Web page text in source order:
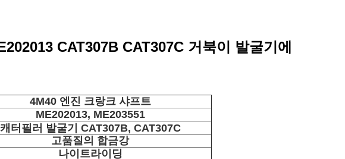
CAT307B CAT307C 거북이 발굴기에
4M40 엔진 크랑크 샤프트
ME202013, ME203551
캐터필러 발굴기 CAT307B, CAT307C
고품질의 합금강
나이트라이딩